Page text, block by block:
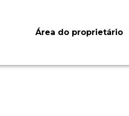
Área do proprietário